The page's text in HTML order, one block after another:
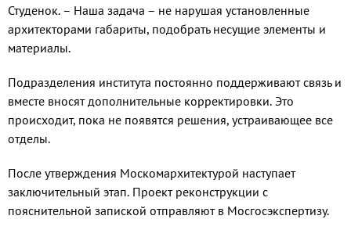
Студенок. – Наша задача – не нарушая установленные
архитекторами габариты, подобрать несущие элементы и
материалы.
Подразделения института постоянно поддерживают связь и
вместе вносят дополнительные корректировки. Это
происходит, пока не появятся решения, устраивающее все
отделы.
После утверждения Москомархитектурой наступает
заключительный этап. Проект реконструкции с
пояснительной запиской отправляют в Мосгосэкспертизу.